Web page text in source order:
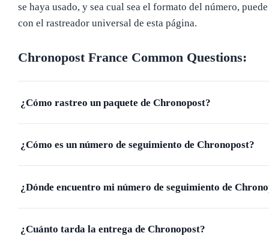
se haya usado, y sea cual sea el formato del número,
con el rastreador universal de esta página.
Chronopost FranceCommon Questions:
¿Cómo rastreo un paquete de Chronopost?
¿Cómo es un número de seguimiento de Chronopost?
¿Dónde encuentro mi número de seguimiento de
¿Cuánto tarda la entrega de Chronopost?